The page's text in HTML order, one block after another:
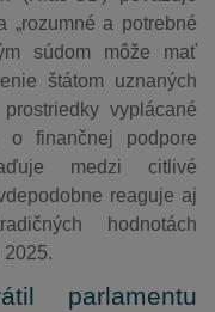
„rozumné a potrebné
súdom môže mať
štátom uznaných
vyplácané
finančnej podpore
medzi citlivé
reaguje aj
hodnotách
2025.
parlamentu